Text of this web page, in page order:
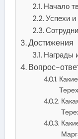
Начало
Успехи и
Достижения
Награды
Вопрос-